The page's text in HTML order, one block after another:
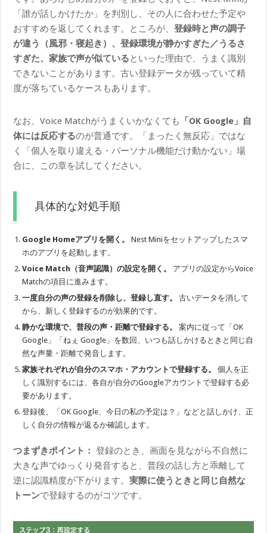
「誰が話しかけたか」を判別し、その人に合わせた予定や
おすすめを返してくれます。ところが、登録時と声の調子
が違う（風邪・寝起き）、登録環境が静かすぎた／うるさ
すぎた、家族で声が似ているといった理由で、うまく識別
できないことがあります。古い登録データが残っていて精
度が落ちているケースもあります。
なお、Voice Matchがうまくいかなくても
「OK Google」自
体には反応するのが普通です。「まったく無反応」ではな
く「個人を取り違える・パーソナル機能だけ動かない」場
合に、この章を試してください。
具体的な対処手順
Google Homeアプリを開く。
Nest Miniをセットアップしたスマ
ホのアプリを起動します。
Voice Match（音声認識）の設定を開く。
アプリの設定からVoice
Matchの項目に進みます。
一度自分の声の登録を削除し、登録し直す。
古いデータを消して
から、新しく登録するのが効果的です。
静かな環境で、普段の声・距離で登録する。
案内に従って「OK
Google」「ねぇ Google」を数回、いつも話しかけるときと同じ自
然な声量・距離で発音します。
家族それぞれが自分のスマホ・アカウントで登録する。
個人を正
しく識別するには、各自が自分のGoogleアカウントで登録する必
要があります。
登録後、「OK Google、今日の私の予定は？」などと話しかけ、正
しく自分の情報が返るか確認します。
つまずきポイント： 登録のとき、画面を見ながら不自然に
大きな声でゆっくり発音すると、普段の話し方と乖離して
逆に認識精度が下がります。実際に使うときと同じ自然な
トーンで登録するのがコツです。